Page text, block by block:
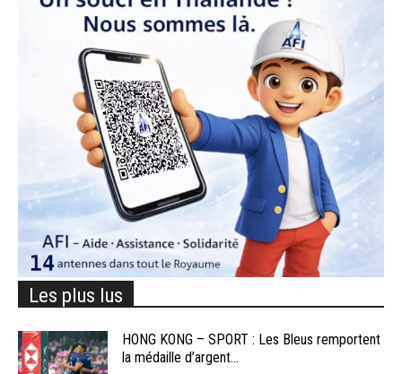
Les plus lus
HONG KONG – SPORT : Les Bleus remportent
la médaille d’argent...